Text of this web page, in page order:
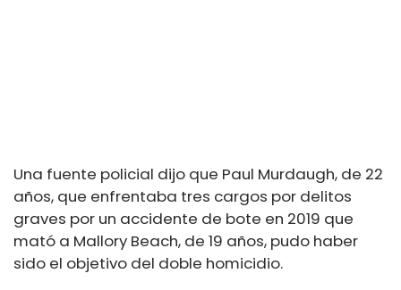
Una fuente policial dijo que Paul Murdaugh, de 22
años, que enfrentaba tres cargos por delitos
graves por un accidente de bote en 2019 que
mató a Mallory Beach, de 19 años, pudo haber
sido el objetivo del doble homicidio.